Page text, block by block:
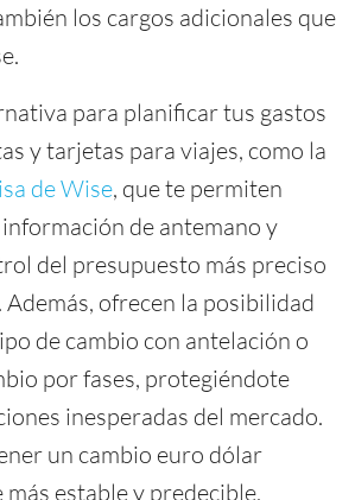
los cargos adicionales que
para planificar tus gastos
y tarjetas para viajes, como la
de Wise, que te permiten
de antemano y
del presupuesto más preciso
ofrecen la posibilidad
de cambio con antelación o
por fases, protegiéndote
inesperadas del mercado.
un cambio euro dólar
estable y predecible,